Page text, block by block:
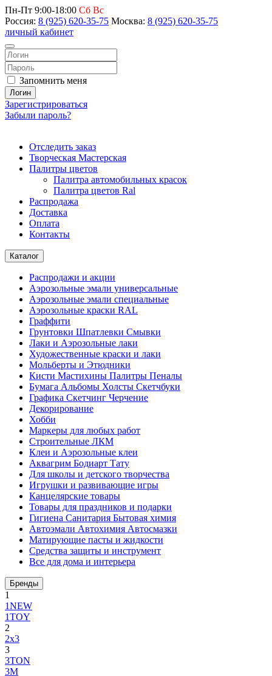
Пн-Пт 9:00-18:00 Сб Вс
Россия: 8 (925) 620-35-75 Москва: 8 (925) 620-35-75
личный кабинет
Запомнить меня
Логин
Зарегистрироваться
Забыли пароль?
Отследить заказ
Творческая Мастерская
Палитры цветов
Палитра автомобильных красок
Палитра цветов Ral
Распродажа
Доставка
Оплата
Контакты
Каталог
Распродажи и акции
Аэрозольные эмали универсальные
Аэрозольные эмали специальные
Аэрозольные краски RAL
Граффити
Грунтовки Шпатлевки Смывки
Лаки и Аэрозольные лаки
Художественные краски и лаки
Мольберты и Этюдники
Кисти Мастихины Палитры Пеналы
Бумага Альбомы Холсты Скетчбуки
Графика Скетчинг Черчение
Декорирование
Хобби
Маркеры для любых работ
Строительные ЛКМ
Клеи и Аэрозольные клеи
Аквагрим Бодиарт Тату
Для школы и детского творчества
Игрушки и развивающие игры
Канцелярские товары
Товары для праздников и подарки
Гигиена Санитария Бытовая химия
Автоэмали Автохимия Автосмазки
Матирующие пасты и жидкости
Средства защиты и инструмент
Все для дома и интерьера
Бренды
1
1NEW
1TOY
2
2x3
3
3TON
3М